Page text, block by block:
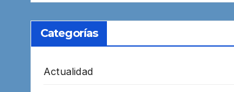
Categorías
Actualidad